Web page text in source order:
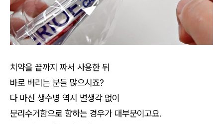
치약을 끝까지 짜서 사용한 뒤
바로 버리는 분들 많으시죠?
다 마신 생수병 역시 별생각 없이
분리수거함으로 향하는 경우가 대부분이고요.